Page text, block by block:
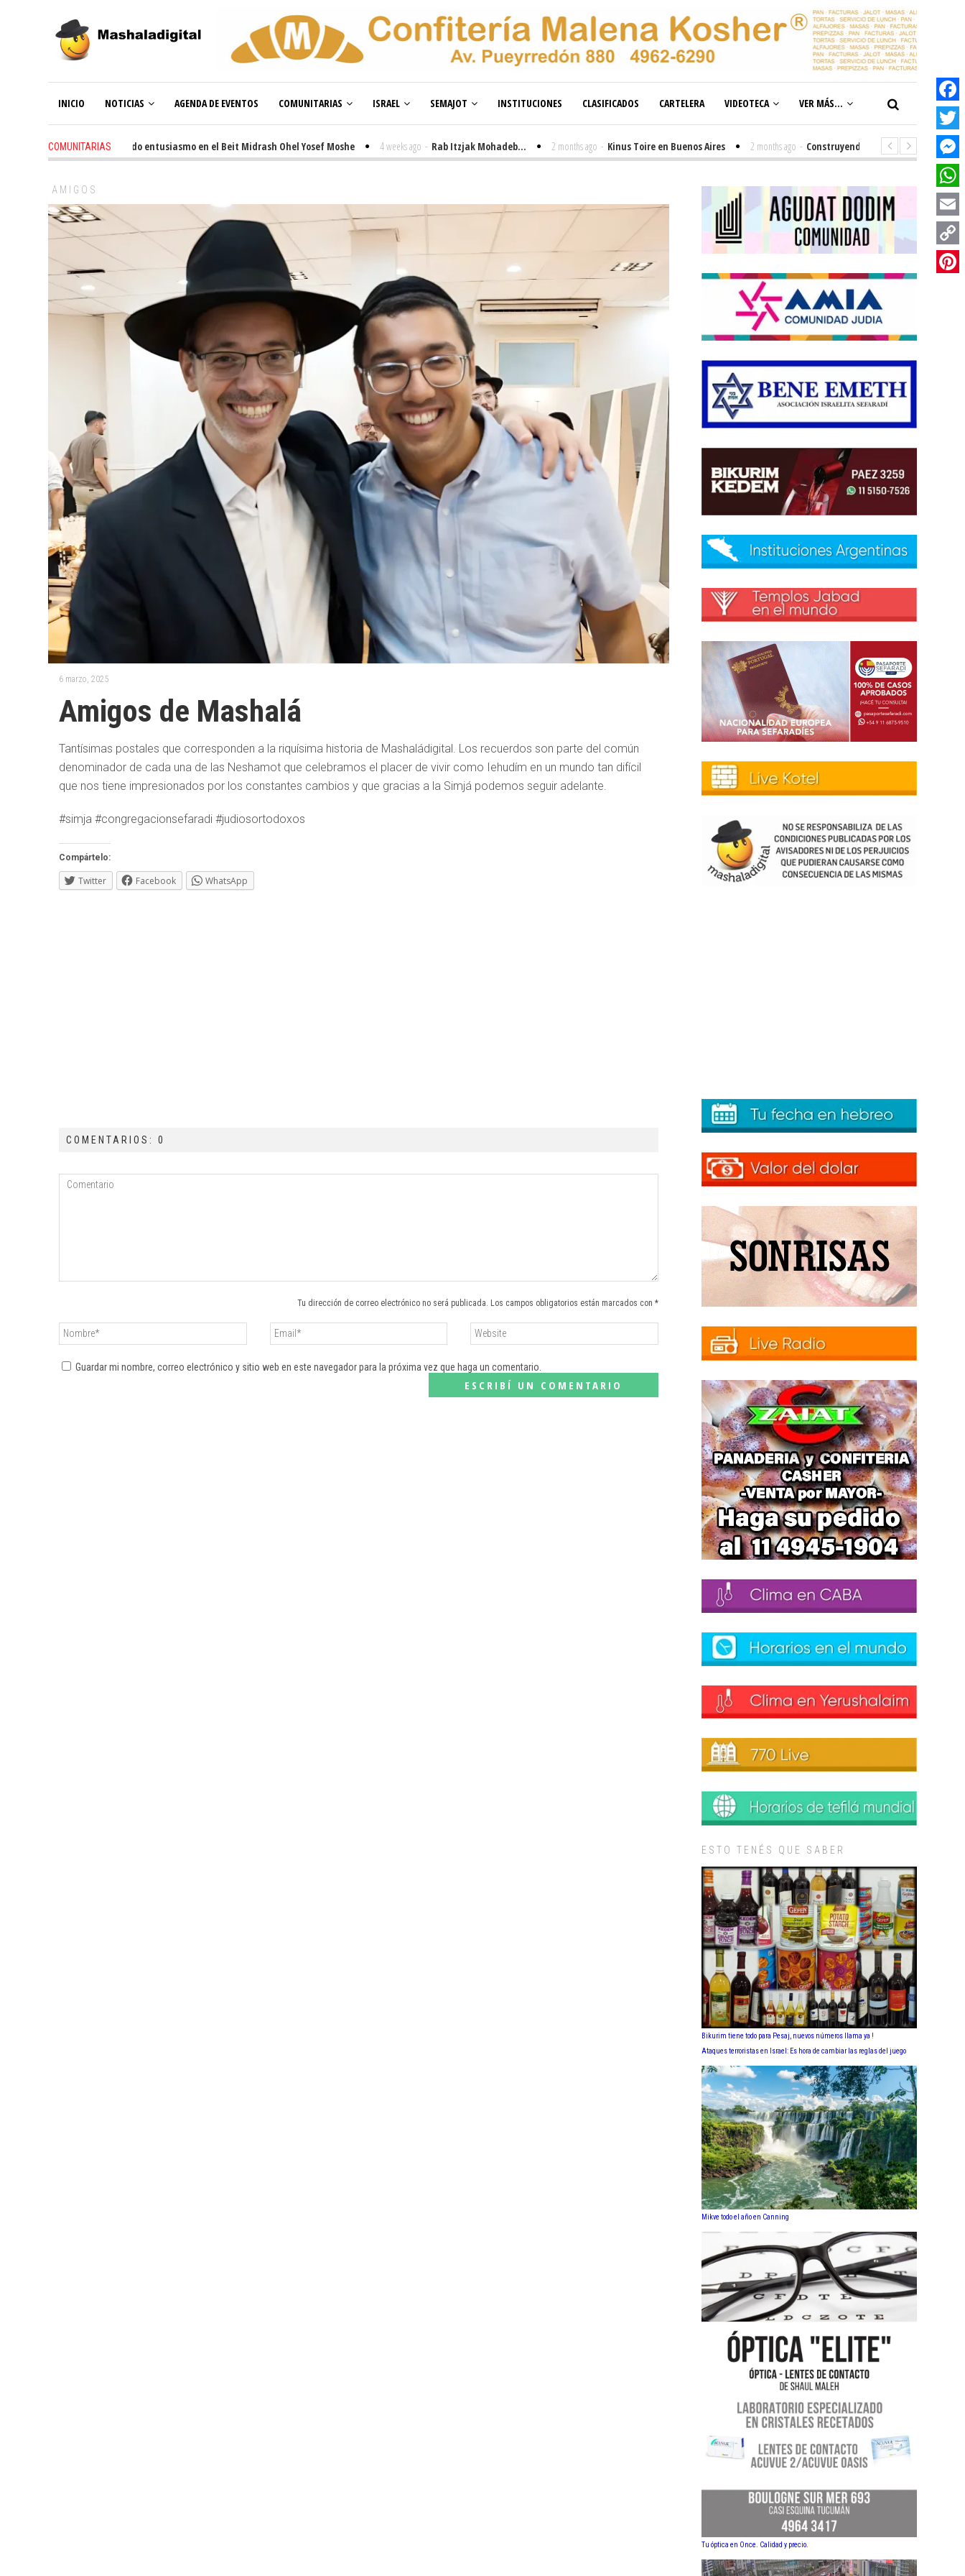
INICIO NOTICIAS AGENDA DE EVENTOS COMUNITARIAS ISRAEL SEMAJOT INSTITUCIONES CLASIFICADOS CARTELERA VIDEOTECA VER MÁS...
COMUNITARIAS
3 weeks ago - Renovado entusiasmo en el Beit Midrash Ohel Yosef Moshe 4 weeks ago - Rab Itzjak Mohadeb... 2 months ago - Kinus Toire en Buenos Aires 2 months ago - Construyendo el futuro de la inclusión en
AMIGOS
6 marzo, 2025
Amigos de Mashalá
Tantísimas postales que corresponden a la riquísima historia de Mashaládigital. Los recuerdos son parte del común
denominador de cada una de las Neshamot que celebramos el placer de vivir como Iehudím en un mundo tan difícil
que nos tiene impresionados por los constantes cambios y que gracias a la Simjá podemos seguir adelante.
#simja #congregacionsefaradi #judiosortodoxos
Compártelo:
Twitter Facebook WhatsApp
COMENTARIOS: 0
Tu dirección de correo electrónico no será publicada. Los campos obligatorios están marcados con *
Guardar mi nombre, correo electrónico y sitio web en este navegador para la próxima vez que haga un comentario.
ESTO TENÉS QUE SABER
Bikurim tiene todo para Pesaj, nuevos números llama ya !
Ataques terroristas en Israel: Es hora de cambiar las reglas del juego
Mikve todo el año en Canning
Tu óptica en Once. Calidad y precio.
Facebook
Twitter
Email
Copy